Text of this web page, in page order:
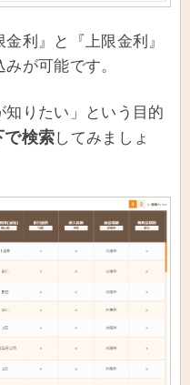
利』と『上限金利』
が可能です。
りたい」という目的
で検索してみましょ